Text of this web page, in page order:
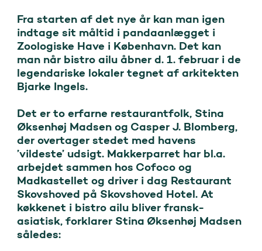
Fra starten af det nye år kan man igen
indtage sit måltid i pandaanlægget i
Zoologiske Have i København. Det kan
man når bistro ailu åbner d. 1. februar i de
legendariske lokaler tegnet af arkitekten
Bjarke Ingels.
Det er to erfarne restaurantfolk, Stina
Øksenhøj Madsen og Casper J. Blomberg,
der overtager stedet med havens
’vildeste’ udsigt. Makkerparret har bl.a.
arbejdet sammen hos Cofoco og
Madkastellet og driver i dag Restaurant
Skovshoved på Skovshoved Hotel. At
køkkenet i bistro ailu bliver fransk-
asiatisk, forklarer Stina Øksenhøj Madsen
således: